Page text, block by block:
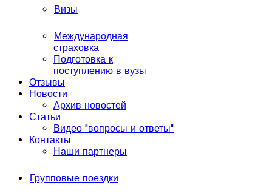
Визы
Международная
страховка
Подготовка к
поступлению в вузы
Отзывы
Новости
Архив новостей
Статьи
Видео "вопросы и ответы"
Контакты
Наши партнеры
Групповые поездки